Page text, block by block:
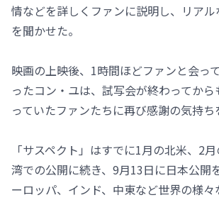
情などを詳しくファンに説明し、リア
を聞かせた。
映画の上映後、1時間ほどファンと会っ
ったコン・ユは、試写会が終わってか
っていたファンたちに再び感謝の気持ち
「サスペクト」はすでに1月の北米、2
湾での公開に続き、9月13日に日本公開
ーロッパ、インド、中東など世界の様